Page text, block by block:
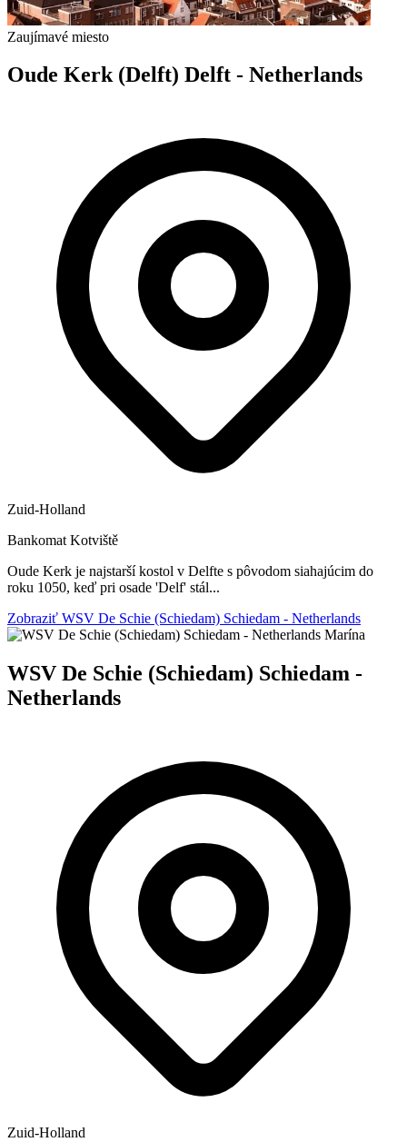
Zaujímavé miesto
Oude Kerk (Delft) Delft - Netherlands
Zuid-Holland
Bankomat Kotviště
Oude Kerk je najstarší kostol v Delfte s pôvodom siahajúcim do
roku 1050, keď pri osade 'Delf' stál...
Zobraziť WSV De Schie (Schiedam) Schiedam - Netherlands
Marína
WSV De Schie (Schiedam) Schiedam -
Netherlands
Zuid-Holland